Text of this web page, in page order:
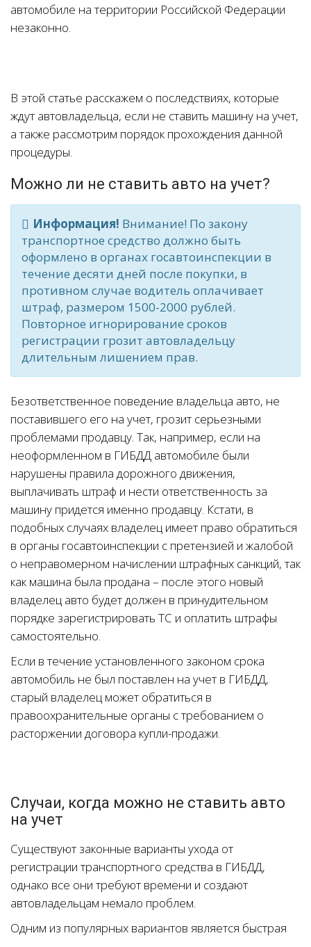
автомобиле на территории Российской Федерации
незаконно.
В этой статье расскажем о последствиях, которые
ждут автовладельца, если не ставить машину на учет,
а также рассмотрим порядок прохождения данной
процедуры.
Можно ли не ставить авто на учет?
Информация! Внимание! По закону
транспортное средство должно быть
оформлено в органах госавтоинспекции в
течение десяти дней после покупки, в
противном случае водитель оплачивает
штраф, размером 1500-2000 рублей.
Повторное игнорирование сроков
регистрации грозит автовладельцу
длительным лишением прав.
Безответственное поведение владельца авто, не
поставившего его на учет, грозит серьезными
проблемами продавцу. Так, например, если на
неоформленном в ГИБДД автомобиле были
нарушены правила дорожного движения,
выплачивать штраф и нести ответственность за
машину придется именно продавцу. Кстати, в
подобных случаях владелец имеет право обратиться
в органы госавтоинспекции с претензией и жалобой
о неправомерном начислении штрафных санкций, так
как машина была продана – после этого новый
владелец авто будет должен в принудительном
порядке зарегистрировать ТС и оплатить штрафы
самостоятельно.
Если в течение установленного законом срока
автомобиль не был поставлен на учет в ГИБДД,
старый владелец может обратиться в
правоохранительные органы с требованием о
расторжении договора купли-продажи.
Случаи, когда можно не ставить авто
на учет
Существуют законные варианты ухода от
регистрации транспортного средства в ГИБДД,
однако все они требуют времени и создают
автовладельцам немало проблем.
Одним из популярных вариантов является быстрая